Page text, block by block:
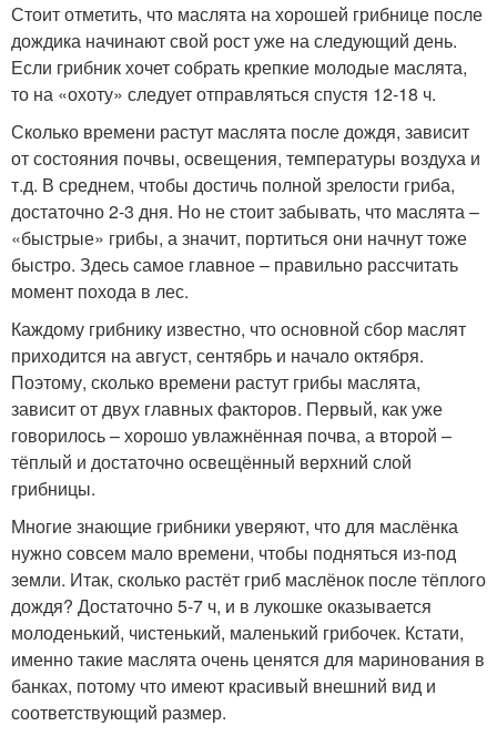
Стоит отметить, что маслята на хорошей грибнице после
дождика начинают свой рост уже на следующий день.
Если грибник хочет собрать крепкие молодые маслята,
то на «охоту» следует отправляться спустя 12-18 ч.
Сколько времени растут маслята после дождя, зависит
от состояния почвы, освещения, температуры воздуха и
т.д. В среднем, чтобы достичь полной зрелости гриба,
достаточно 2-3 дня. Но не стоит забывать, что маслята –
«быстрые» грибы, а значит, портиться они начнут тоже
быстро. Здесь самое главное – правильно рассчитать
момент похода в лес.
Каждому грибнику известно, что основной сбор маслят
приходится на август, сентябрь и начало октября.
Поэтому, сколько времени растут грибы маслята,
зависит от двух главных факторов. Первый, как уже
говорилось – хорошо увлажнённая почва, а второй –
тёплый и достаточно освещённый верхний слой
грибницы.
Многие знающие грибники уверяют, что для маслёнка
нужно совсем мало времени, чтобы подняться из-под
земли. Итак, сколько растёт гриб маслёнок после тёплого
дождя? Достаточно 5-7 ч, и в лукошке оказывается
молоденький, чистенький, маленький грибочек. Кстати,
именно такие маслята очень ценятся для маринования в
банках, потому что имеют красивый внешний вид и
соответствующий размер.